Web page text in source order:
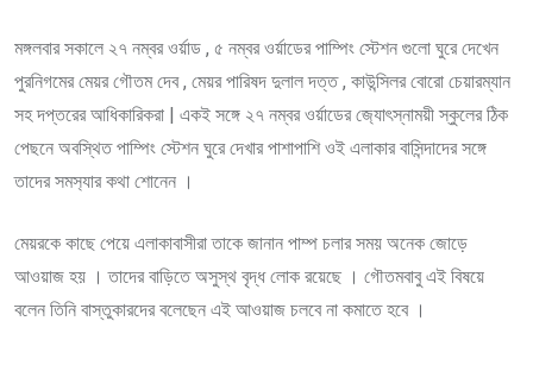
মঙ্গলবার সকালে ২৭ নম্বর ওর্য়াড , ৫ নম্বর ওর্য়াডের পাম্পিং স্টেশন গুলো ঘুরে দেখেন
পুরনিগমের মেয়র গৌতম দেব , মেয়র পারিষদ দুলাল দত্ত , কাউন্সিলর বোরো চেয়ারম্যান
সহ দপ্তরের আধিকারিকরা | একই সঙ্গে ২৭ নম্বর ওর্য়াডের জ‍্যোৎস্নাময়ী স্কুলের ঠিক
পেছনে অবস্থিত পাম্পিং স্টেশন ঘুরে দেখার পাশাপাশি ওই এলাকার বাসিন্দাদের সঙ্গে
তাদের সমস‍্যার কথা শোনেন ।
মেয়রকে কাছে পেয়ে এলাকাবাসীরা তাকে জানান পাম্প চলার সময় অনেক জোড়ে
আওয়াজ হয় । তাদের বাড়িতে অসুস্থ বৃদ্ধ লোক রয়েছে । গৌতমবাবু এই বিষয়ে
বলেন তিনি বাস্তুকারদের বলেছেন এই আওয়াজ চলবে না কমাতে হবে ।